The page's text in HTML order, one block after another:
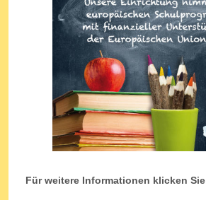
Für weitere Informationen klicken Sie